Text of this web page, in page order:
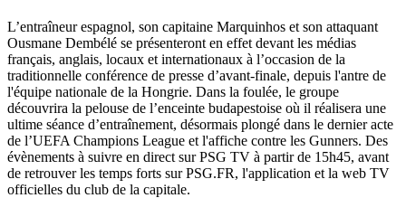
L’entraîneur espagnol, son capitaine Marquinhos et son attaquant
Ousmane Dembélé se présenteront en effet devant les médias
français, anglais, locaux et internationaux à l’occasion de la
traditionnelle conférence de presse d’avant-finale, depuis l'antre de
l'équipe nationale de la Hongrie. Dans la foulée, le groupe
découvrira la pelouse de l’enceinte budapestoise où il réalisera une
ultime séance d’entraînement, désormais plongé dans le dernier acte
de l’UEFA Champions League et l'affiche contre les Gunners. Des
évènements à suivre en direct sur PSG TV à partir de 15h45, avant
de retrouver les temps forts sur PSG.FR, l'application et la web TV
officielles du club de la capitale.